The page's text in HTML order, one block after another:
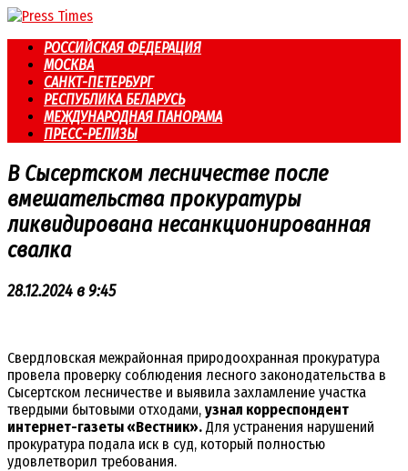
Перейти
контентуРОССИЙСКАЯ ФЕДЕРАЦИЯ
МОСКВА
САНКТ-ПЕТЕРБУРГ
РЕСПУБЛИКА БЕЛАРУСЬ
МЕЖДУНАРОДНАЯ ПАНОРАМА
ПРЕСС-РЕЛИЗЫ
В Сысертском лесничестве после
вмешательства прокуратуры
ликвидирована несанкционированная
свалка
28.12.2024 в 9:45
Свердловская межрайонная природоохранная прокуратура
провела проверку соблюдения лесного законодательства в
Сысертском лесничестве и выявила захламление участка
твердыми бытовыми отходами, узнал корреспондент
интернет-газеты «Вестник». Для устранения нарушений
прокуратура подала иск в суд, который полностью
удовлетворил требования.